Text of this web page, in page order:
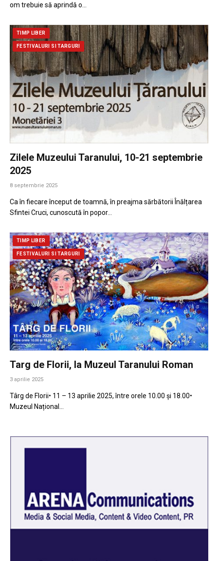
om trebuie să aprindă o…
TIMP LIBER
FESTIVALURI SI TARGURI
Zilele Muzeului Taranului, 10-21 septembrie
2025
8 septembrie 2025
Ca în fiecare început de toamnă, în preajma sărbătorii Înălțarea
Sfintei Cruci, cunoscută în popor…
TIMP LIBER
FESTIVALURI SI TARGURI
Targ de Florii, la Muzeul Taranului Roman
3 aprilie 2025
Târg de Florii• 11 – 13 aprilie 2025, între orele 10.00 și 18.00•
Muzeul Național…